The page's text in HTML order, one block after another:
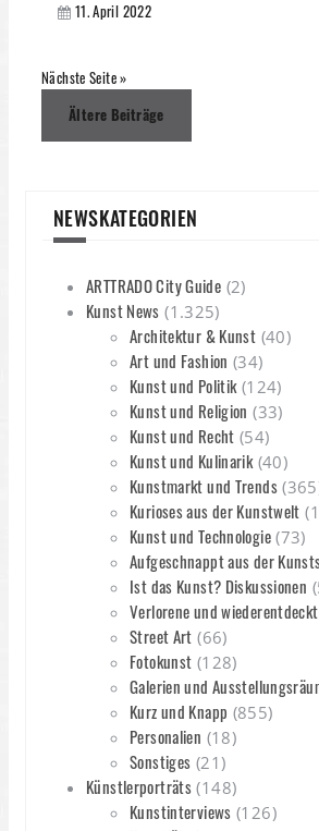
11. April 2022
Nächste Seite »
Beitragsnavigation
Ältere Beiträge
NEWSKATEGORIEN
ARTTRADO City Guide (2)
Kunst News (1.325)
Architektur & Kunst (40)
Art und Fashion (34)
Kunst und Politik(124)
Kunst und Religion (33)
Kunst und Recht (54)
Kunst und Kulinarik(40)
Kunstmarkt und Trends
Kurioses aus der Kunstwelt
Kunst und Technologie(73)
Aufgeschnappt aus der
Ist das Kunst? Diskussionen
Verlorene und
Street Art (66)
Fotokunst (128)
Galerien und
Kurz und Knapp (855)
Personalien (18)
Sonstiges (21)
Künstlerporträts (148)
Kunstinterviews (126)